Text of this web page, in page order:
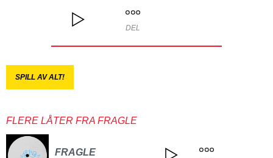
DEL
SPILL AV ALT!
FLERE LÅTER FRA FRAGLE
FRAGLE